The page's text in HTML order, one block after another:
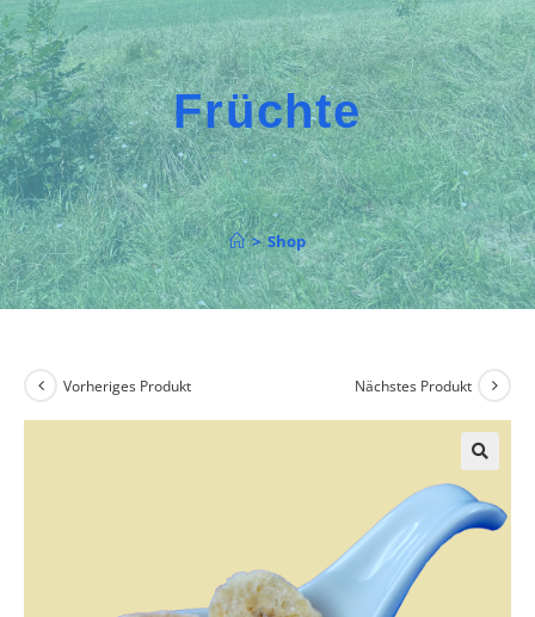
Früchte
> Shop
Vorheriges Produkt Nächstes Produkt